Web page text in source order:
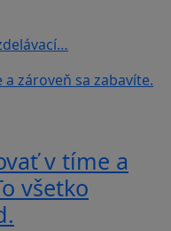
v tíme a
všetko